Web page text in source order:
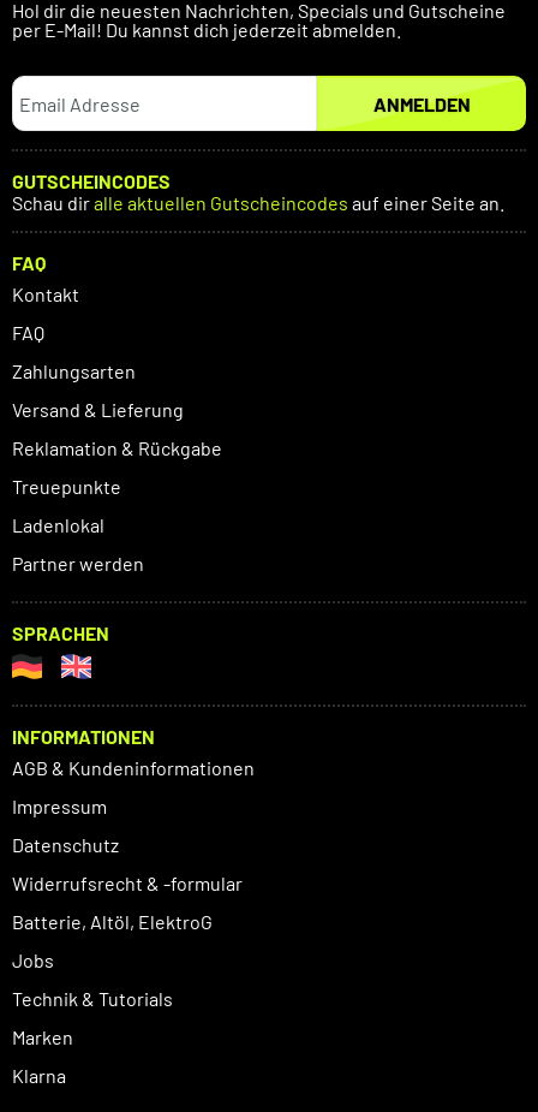
Hol dir die neuesten Nachrichten, Specials und Gutscheine
per E-Mail! Du kannst dich jederzeit abmelden.
ANMELDEN
GUTSCHEINCODES
Schau diralle aktuellen Gutscheincodes auf einer Seite an.
FAQ
Kontakt
FAQ
Zahlungsarten
Versand & Lieferung
Reklamation & Rückgabe
Treuepunkte
Ladenlokal
Partner werden
SPRACHEN
INFORMATIONEN
AGB & Kundeninformationen
Impressum
Datenschutz
Widerrufsrecht & -formular
Batterie, Altöl, ElektroG
Jobs
Technik & Tutorials
Marken
Klarna